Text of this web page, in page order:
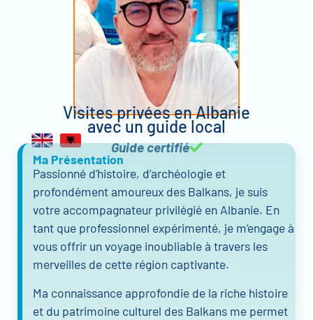
Visites privées en Albanie
avec un guide local
Guide certifié
Ma Présentation
Passionné d’histoire, d’archéologie et
profondément amoureux des Balkans, je suis
votre accompagnateur privilégié en Albanie. En
tant que professionnel expérimenté, je m’engage à
vous offrir un voyage inoubliable à travers les
merveilles de cette région captivante.
Ma connaissance approfondie de la riche histoire
et du patrimoine culturel des Balkans me permet